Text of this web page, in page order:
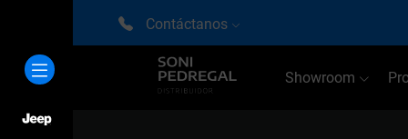
Contáctanos
Showroom